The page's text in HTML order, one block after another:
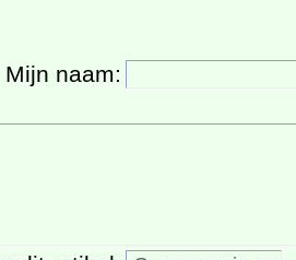
Mijn naam: